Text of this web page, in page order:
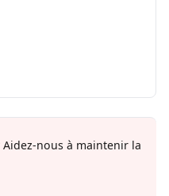
nous à maintenir la